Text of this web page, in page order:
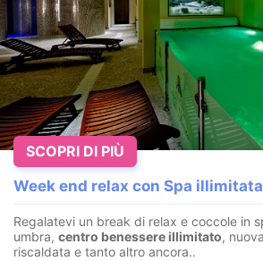
Week end relax con Spa
Regalatevi un break di relax e coccole in
umbra, centro benessere illimitato,
riscaldata e tanto altro ancora..
SCOPRI DI PIÙ